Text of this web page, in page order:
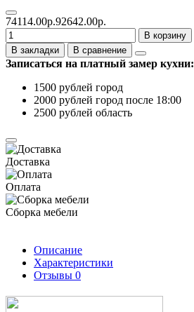
74114.00р.92642.00р.
В корзину
В закладки
В сравнение
Записаться на платный замер кухни:
1500 рублей город
2000 рублей город после 18:00
2500 рублей область
Доставка
Оплата
Сборка мебели
Описание
Характеристики
Отзывы 0